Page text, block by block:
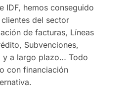
IDF, hemos conseguido
del sector
de facturas, Líneas
Subvenciones,
y a largo plazo… Todo
con financiación